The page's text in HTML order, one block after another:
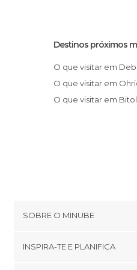
Destinos próximos
O que visitar em
O que visitar em
O que visitar em
SOBRE O MINUBE
INSPIRA-TE E PLANIFICA